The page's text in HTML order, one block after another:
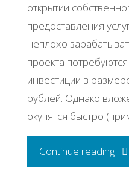
открытии
предоставления
неплохо
проекта
инвестиции в
рублей. Однако
окупятся быстро
Continue reading